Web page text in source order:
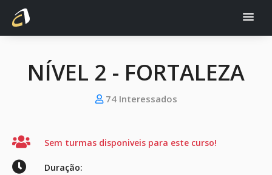
NÍVEL 2 - FORTALEZA
74 Interessados
Sem turmas disponiveis para este curso!
Duração: